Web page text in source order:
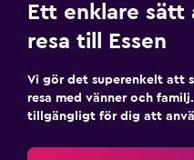
Ett enklare
resa till Essen
Vi gör det superenkelt att
resa med vänner och
tillgängligt för dig att